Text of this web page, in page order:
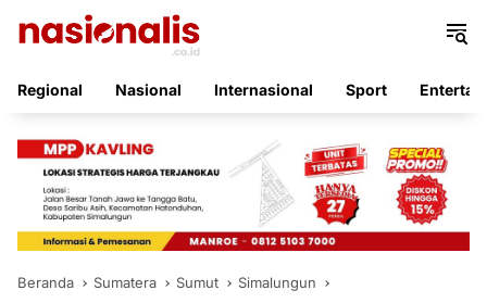
Regional
Nasional Internasional Sport
Beranda Sumatera Sumut Simalungun